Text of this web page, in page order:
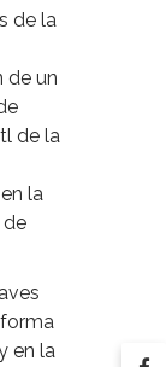
de la
de un
de la
la
de
en la